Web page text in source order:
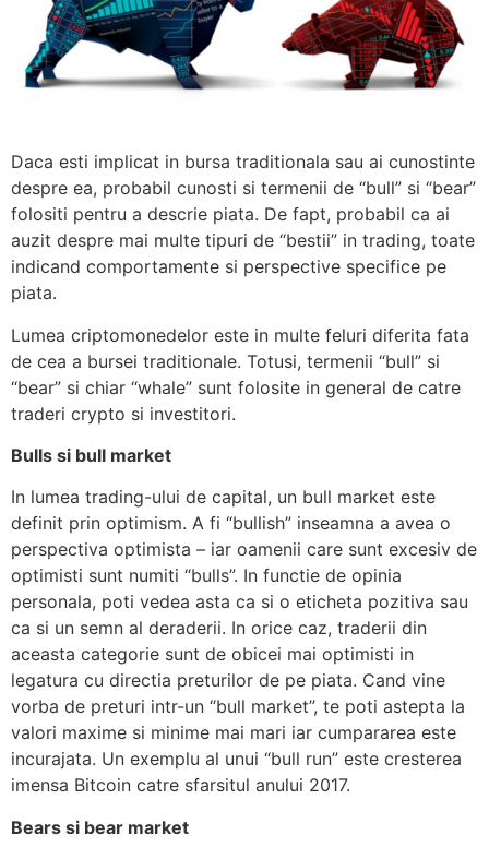
Daca esti implicat in bursa traditionala sau ai cunostinte
despre ea, probabil cunosti si termenii de “bull” si “bear”
folositi pentru a descrie piata. De fapt, probabil ca ai
auzit despre mai multe tipuri de “bestii” in trading, toate
indicand comportamente si perspective specifice pe
piata.
Lumea criptomonedelor este in multe feluri diferita fata
de cea a bursei traditionale. Totusi, termenii “bull” si
“bear” si chiar “whale” sunt folosite in general de catre
traderi crypto si investitori.
Bulls si bull market
In lumea trading-ului de capital, un bull market este
definit prin optimism. A fi “bullish” inseamna a avea o
perspectiva optimista – iar oamenii care sunt excesiv de
optimisti sunt numiti “bulls”. In functie de opinia
personala, poti vedea asta ca si o eticheta pozitiva sau
ca si un semn al deraderii. In orice caz, traderii din
aceasta categorie sunt de obicei mai optimisti in
legatura cu directia preturilor de pe piata. Cand vine
vorba de preturi intr-un “bull market”, te poti astepta la
valori maxime si minime mai mari iar cumpararea este
incurajata. Un exemplu al unui “bull run” este cresterea
imensa Bitcoin catre sfarsitul anului 2017.
Bears si bear market